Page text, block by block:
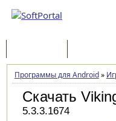
Программы для Android»
Скачать
5.3.3.1674